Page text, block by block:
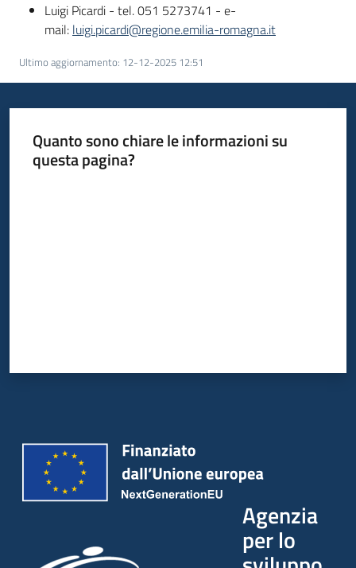
Luigi Picardi - tel. 051 5273741 - e-
mail: luigi.picardi@regione.emilia-romagna.it
Ultimo aggiornamento: 12-12-2025 12:51
Quanto sono chiare le informazioni su
questa pagina?
Agenzia
per lo